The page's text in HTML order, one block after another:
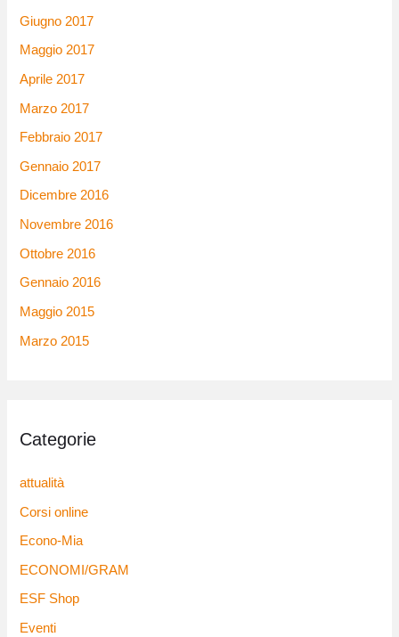
Giugno 2017
Maggio 2017
Aprile 2017
Marzo 2017
Febbraio 2017
Gennaio 2017
Dicembre 2016
Novembre 2016
Ottobre 2016
Gennaio 2016
Maggio 2015
Marzo 2015
Categorie
attualità
Corsi online
Econo-Mia
ECONOMI/GRAM
ESF Shop
Eventi